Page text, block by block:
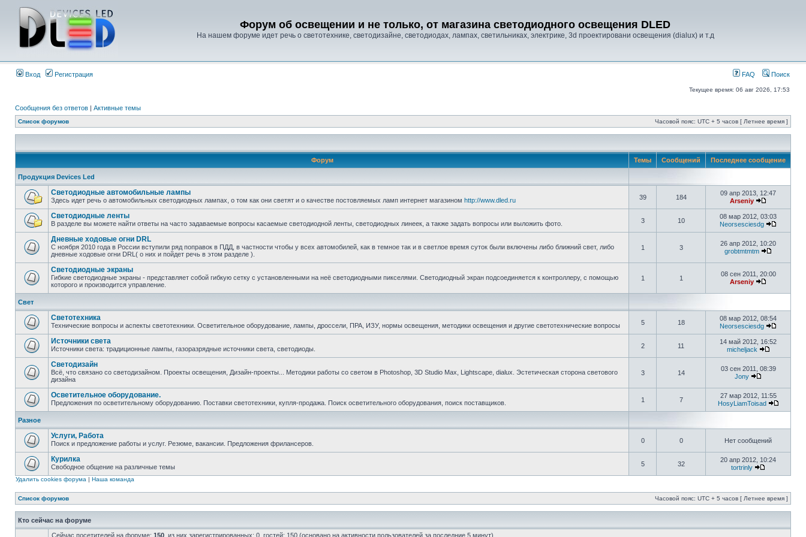
Форум об освещении и не только, от магазина светодиодного освещения DLED
На нашем форуме идет речь о светотехнике, светодизайне, светодиодах, лампах, светильниках, электрике, 3d проектировани освещения (dialux) и т.д
Вход Регистрация FAQ Поиск
Текущее время: 06 авг 2026, 17:53
Сообщения без ответов | Активные темы
Список форумов Часовой пояс: UTC + 5 часов [ Летнее время ]
Форум Темы Сообщений Последнее сообщение
Продукция Devices Led
Светодиодные автомобильные лампы
Здесь идет речь о автомобильных светодиодных лампах, о том как они светят и о качестве постовляемых ламп интернет магазином http://www.dled.ru 39 184
09 апр 2013, 12:47
Arseniy
Светодиодные ленты
В разделе вы можете найти ответы на часто задаваемые вопросы касаемые светодиодной ленты, светодиодных линеек, а также задать вопросы или выложить фото. 3 10
08 мар 2012, 03:03
Neorsesciesdg
Дневные ходовые огни DRL
С ноября 2010 года в России вступили ряд поправок в ПДД, в частности чтобы у всех автомобилей, как в темное так и в светлое время суток были включены либо ближний свет, либо
дневные ходовые огни DRL( о них и пойдет речь в этом разделе ).
1 3
26 апр 2012, 10:20
grobtmtmtm
Светодиодные экраны
Гибкие светодиодные экраны - представляет собой гибкую сетку с установленными на неё светодиодными пикселями. Светодиодный экран подсоединяется к контроллеру, с помощью
которого и производится управление.
1 1
08 сен 2011, 20:00
Arseniy
Свет
Светотехника
Технические вопросы и аспекты светотехники. Осветительное оборудование, лампы, дроссели, ПРА, ИЗУ, нормы освещения, методики освещения и другие светотехнические вопросы 5 18
08 мар 2012, 08:54
Neorsesciesdg
Источники света
Источники света: традиционные лампы, газоразрядные источники света, светодиоды. 2 11
14 май 2012, 16:52
micheljack
Светодизайн
Всё, что связано со светодизайном. Проекты освещения, Дизайн-проекты... Методики работы со светом в Photoshop, 3D Studio Max, Lightscape, dialux. Эстетическая сторона светового
дизайна
3 14
03 сен 2011, 08:39
Jony
Осветительное оборудование.
Предложения по осветительному оборудованию. Поставки светотехники, купля-продажа. Поиск осветительного оборудования, поиск поставщиков. 1 7
27 мар 2012, 11:55
HosyLiamToisad
Разное
Услуги, Работа
Поиск и предложение работы и услуг. Резюме, вакансии. Предложения фрилансеров. 0 0 Нет сообщений
Курилка
Свободное общение на различные темы 5 32
20 апр 2012, 10:24
tortrinly
Удалить cookies форума | Наша команда
Список форумов Часовой пояс: UTC + 5 часов [ Летнее время ]
Кто сейчас на форуме
Сейчас посетителей на форуме: 150 , из них зарегистрированных: 0, гостей: 150 (основано на активности пользователей за последние 5 минут)